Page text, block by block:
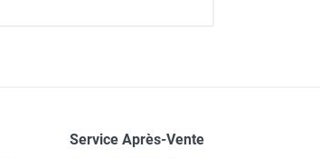
Service Après-Vente